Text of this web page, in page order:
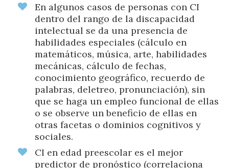
En algunos casos de personas con CI
dentro del rango de la discapacidad
intelectual se da una presencia de
habilidades especiales (cálculo en
matemáticos, música, arte, habilidades
mecánicas, cálculo de fechas,
conocimiento geográfico, recuerdo de
palabras, deletreo, pronunciación), sin
que se haga un empleo funcional de ellas
o se observe un beneficio de ellas en
otras facetas o dominios cognitivos y
sociales.
CI en edad preescolar es el mejor
predictor de pronóstico (correlaciona